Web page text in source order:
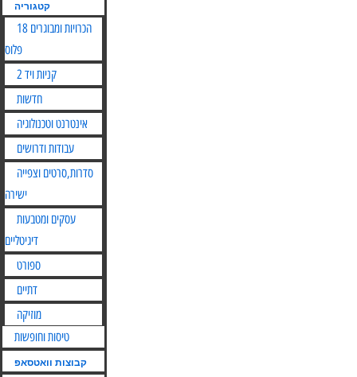
קטגוריה
הכרויות ומבוגרים 18
פלוס
קניות ויד 2
חדשות
אינטרנט וטכנולוגיה
עבודות ודרושים
סדרות,סרטים וצפייה
ישירה
עסקים ומטבעות
דיגיטליים
ספורט
דתיים
מוזיקה
טיסות וחופשות
קבוצות וואטסאפ